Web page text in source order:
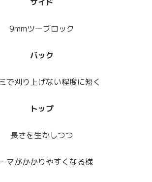
9mmツーブロック
バック
で刈り上げない程度に短く
トップ
長さを生かしつつ
マがかかりやすくなる様